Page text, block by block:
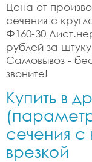
Цена от
сечения с
Ф160-30
рублей за
Самовывоз -
звоните!
Купить в
сечения с
врезкой